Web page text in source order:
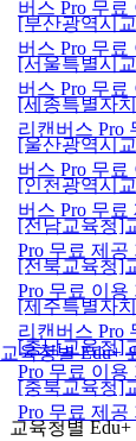
교육청별 Edu+
버스 Pro 무료
[부산광역시
버스 Pro 무료
[서울특별시
버스 Pro 무료
[세종특별자
리캔버스 Pro
[울산광역시
버스 Pro 무료
[인천광역시
버스 Pro 무료
[전남교육청]
Pro 무료 제공
[전북교육청]
Pro 무료 이용
[제주특별자
리캔버스 Pro
[충남교육청]
Pro 무료 이용
[충북교육청]
Pro 무료 제공
교육청별